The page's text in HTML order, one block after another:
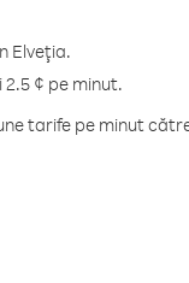
Elveţia.
¢ pe minut.
tarife pe minut